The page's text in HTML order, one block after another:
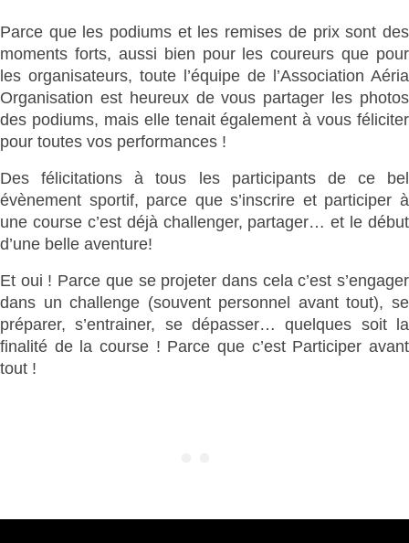
Parce que les podiums et les remises de prix sont des
moments forts, aussi bien pour les coureurs que pour
les organisateurs, toute l’équipe de l’Association Aéria
Organisation est heureux de vous partager les photos
des podiums, mais elle tenait également à vous féliciter
pour toutes vos performances !
Des félicitations à tous les participants de ce bel
évènement sportif, parce que s’inscrire et participer à
une course c’est déjà challenger, partager… et le début
d’une belle aventure!
Et oui ! Parce que se projeter dans cela c’est s’engager
dans un challenge (souvent personnel avant tout), se
préparer, s’entrainer, se dépasser… quelques soit la
finalité de la course ! Parce que c’est Participer avant
tout !